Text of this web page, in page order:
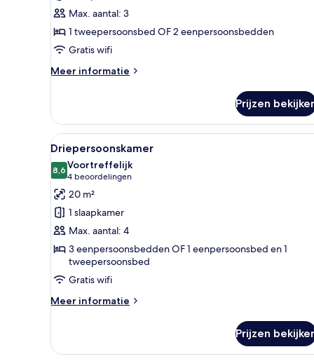
tweepersoonsbed
of
2
eenpersoonsbedden
laden
Max. aantal: 3
1 tweepersoonsbed OF 2 eenpersoonsbedden
Gratis wifi
Meer informatie
Meer
tweepersoonskamer,
tweepersoonsbed
2
eenpersoonsbedden
Prijzen
Alle
foto's
voor
Driepersoonskamer
laden
5
Driepersoonskamer
8,68,6 van 10
Voortreffelijk
4 beoordelingen
(4
beoordelingen)
20 m²
1 slaapkamer
Max. aantal: 4
3 eenpersoonsbedden OF 1 eenpersoonsbed en 1
tweepersoonsbed
Gratis wifi
Meer informatie
Meer
Prijzen